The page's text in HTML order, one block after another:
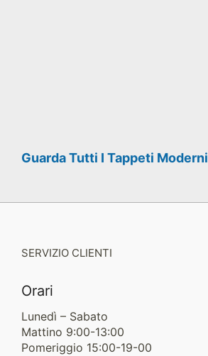
Guarda Tutti I Tappeti Moderni
SERVIZIO CLIENTI
Orari
Lunedì – Sabato
Mattino 9:00-13:00
Pomeriggio 15:00-19-00